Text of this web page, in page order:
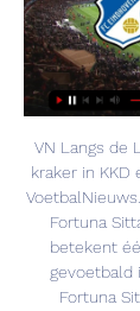
VN Langs de
kraker in KKD
Fortuna
betekent
gevoetbald
Fortuna